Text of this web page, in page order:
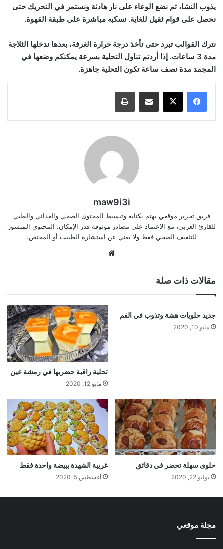
يذوب النشا، ثم نضع الوعاء على نار هادئة ونستمر في التحريك حتى
نحصل على قوام ثقيل للغاية. نسكبه مباشرة على طبقة القهوة.
نترك القوالب تبرد حتى تأخذ درجة حرارة الغرفة، بعدها ندخلها الثلاجة
مدة 3 ساعات. إذا أردتم تناول التحلية بسرعة يمكنكم وضعها في
المجمد مدة نصف ساعة تكون التحلية جاهزة.
مشاركة عبر البريد طباعة
maw9i3i
فريق تحرير موقعي يهتم بكتابة وتبسيط المحتوى الصحي والغذائي والطبي
للقارئ العربي، مع الاعتماد على مصادر موثوقة قدر الإمكان. المحتوى المنشور
للتثقيف الصحي فقط ولا يغني عن استشارة الطبيب أو المختص.
مقالات ذات صلة
جديد حلويات هشة وتذوب في الفم
مايو 10, 2020
تحلية راقية حضريها في رمشة عين
مايو 12, 2020
حلوى سهلة تحضر في دقائق
يوليو 22, 2020
غريبة الشهدة ببيضة واحدة فقط
أغسطس 5, 2020
مجلة موقعي